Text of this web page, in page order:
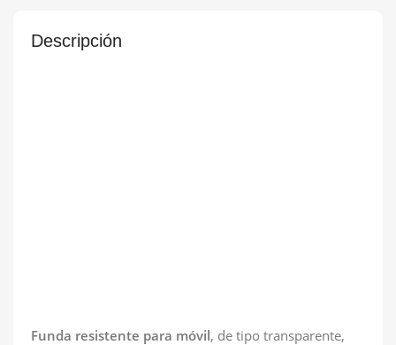
Descripción
Funda resistente para móvil, de tipo transparente,